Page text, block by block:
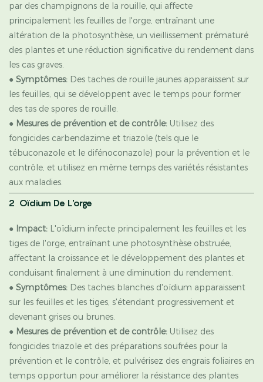
par des champignons de la rouille, qui affecte
principalement les feuilles de l'orge, entraînant une
altération de la photosynthèse, un vieillissement prématuré
des plantes et une réduction significative du rendement dans
les cas graves.
● Symptômes: Des taches de rouille jaunes apparaissent sur
les feuilles, qui se développent avec le temps pour former
des tas de spores de rouille.
● Mesures de prévention et de contrôle: Utilisez des
fongicides carbendazime et triazole (tels que le
tébuconazole et le difénoconazole) pour la prévention et le
contrôle, et utilisez en même temps des variétés résistantes
aux maladies.
2 Oïdium De L'orge
● Impact: L'oïdium infecte principalement les feuilles et les
tiges de l'orge, entraînant une photosynthèse obstruée,
affectant la croissance et le développement des plantes et
conduisant finalement à une diminution du rendement.
● Symptômes: Des taches blanches d'oïdium apparaissent
sur les feuilles et les tiges, s'étendant progressivement et
devenant grises ou brunes.
● Mesures de prévention et de contrôle: Utilisez des
fongicides triazole et des préparations soufrées pour la
prévention et le contrôle, et pulvérisez des engrais foliaires en
temps opportun pour améliorer la résistance des plantes